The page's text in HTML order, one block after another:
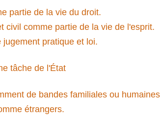
partie de la vie du droit.
civil comme partie de la vie de l'esprit.
jugement pratique et loi.
tâche de l'État
de bandes familiales ou humaines
étrangers.